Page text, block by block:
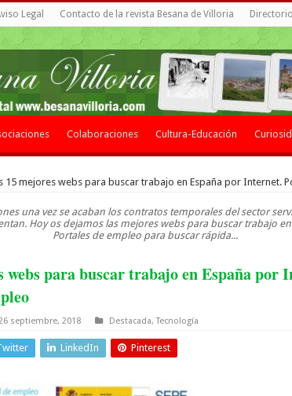
Legal Contacto de la revista Besana de Villoria
Colaboraciones Cultura-Educación
15 mejores webs para buscar trabajo en España por Internet.
una vez se acaban los contratos temporales del sector
Hoy os dejamos las mejores webs para buscar trabajo
Portales de empleo para buscar rápida...
webs para buscar trabajo en España por
septiembre, 2018 Destacada,Tecnología
LinkedIn Pinterest